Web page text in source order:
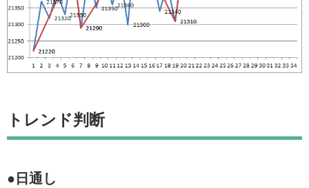
トレンド判断
●日通し